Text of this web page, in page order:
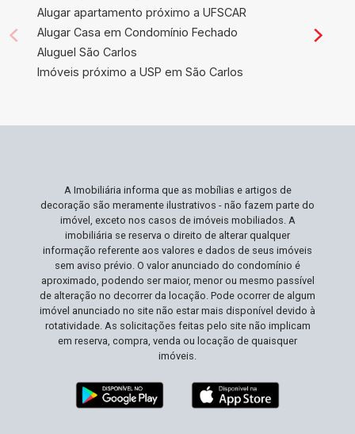
Alugar apartamento próximo a UFSCAR
Alugar Casa em Condomínio Fechado
Aluguel São Carlos
Imóveis próximo a USP em São Carlos
A Imobiliária informa que as mobílias e artigos de
decoração são meramente ilustrativos - não fazem parte do
imóvel, exceto nos casos de imóveis mobiliados. A
imobiliária se reserva o direito de alterar qualquer
informação referente aos valores e dados de seus imóveis
sem aviso prévio. O valor anunciado do condomínio é
aproximado, podendo ser maior, menor ou mesmo passível
de alteração no decorrer da locação. Pode ocorrer de algum
imóvel anunciado no site não estar mais disponível devido à
rotatividade. As solicitações feitas pelo site não implicam
em reserva, compra, venda ou locação de quaisquer
imóveis.